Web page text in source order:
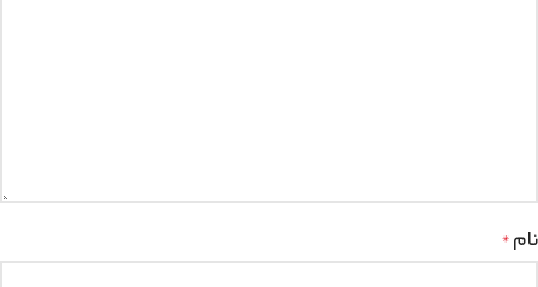
نام*